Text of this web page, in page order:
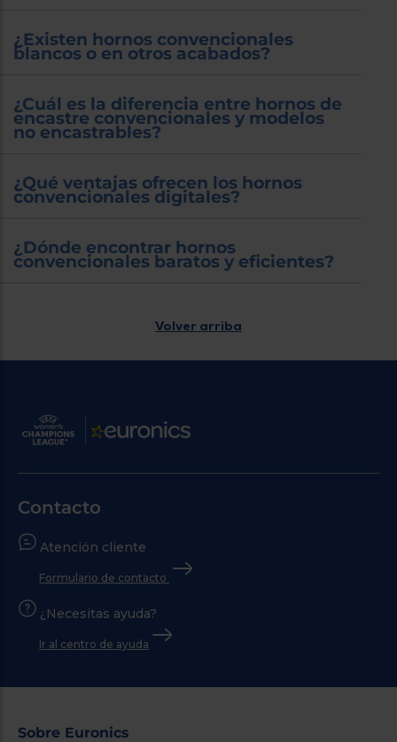
¿Existen hornos convencionales
blancos o en otros acabados?
¿Cuál es la diferencia entre hornos de
encastre convencionales y modelos
no encastrables?
¿Qué ventajas ofrecen los hornos
convencionales digitales?
¿Dónde encontrar hornos
convencionales baratos y eficientes?
Volver arriba
Contacto
Atención cliente
Formulario de contacto
¿Necesitas ayuda?
Ir al centro de ayuda
Sobre Euronics